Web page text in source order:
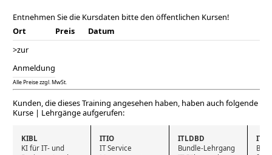
Entnehmen Sie die Kursdaten bitte den öffentlichen Kursen!
Ort
Preis
Datum
>zur
Anmeldung
Alle Preise zzgl. MwSt.
Kunden, die dieses Training angesehen haben, haben auch folgende
Kurse | Lehrgänge aufgerufen:
KIBL
KI für IT- und
ITIO
IT Service
ITLDBD
Bundle-Lehrgang